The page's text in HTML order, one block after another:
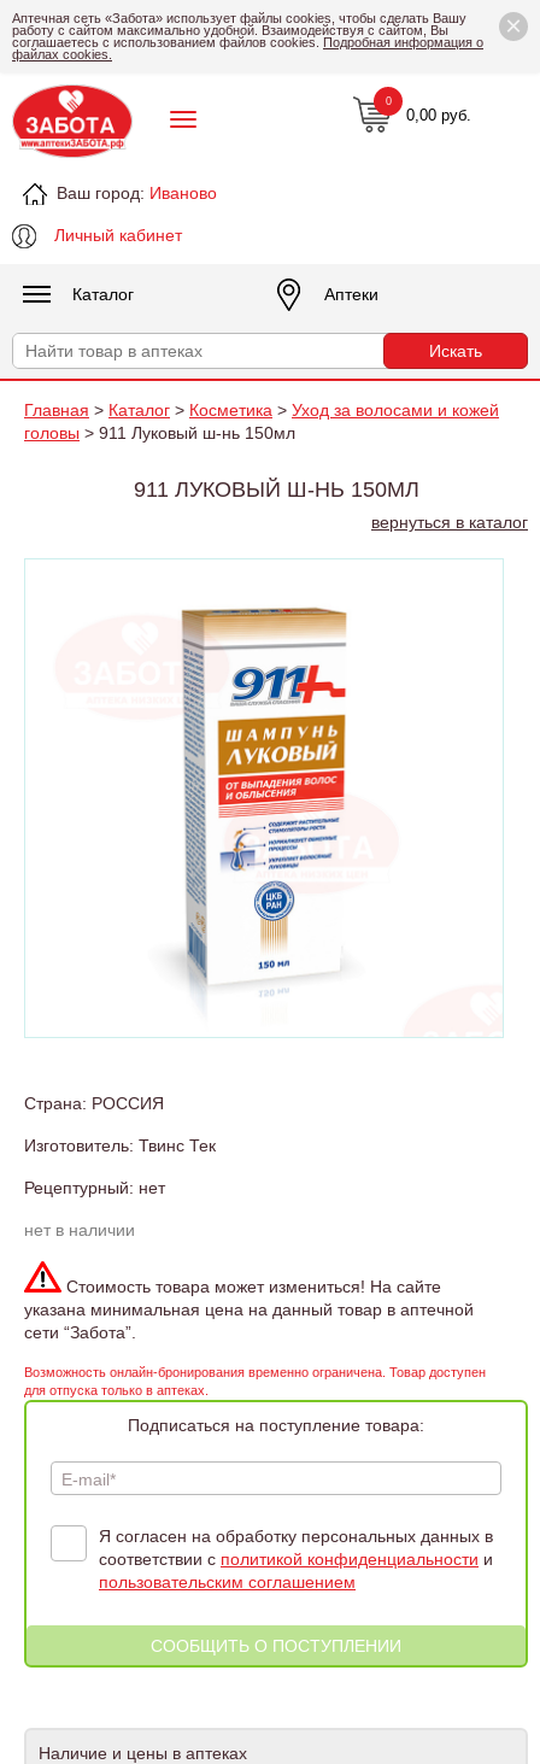
×
Аптечная сеть «Забота» использует файлы cookies, чтобы сделать Вашу
работу с сайтом максимально удобной. Взаимодействуя с сайтом, Вы
соглашаетесь с использованием файлов cookies. Подробная информация о
файлах cookies.
Ваш город: Иваново
Личный кабинет
0,00 руб.
0
Каталог Аптеки
Главная > Каталог > Косметика > Уход за волосами и кожей
головы > 911 Луковый ш-нь 150мл
911 ЛУКОВЫЙ Ш-НЬ 150МЛ
вернуться в каталог
Страна: РОССИЯ
Изготовитель: Твинс Тек
Рецептурный: нет
нет в наличии
Стоимость товара может измениться! На сайте
указана минимальная цена на данный товар в аптечной
сети “Забота”.
Возможность онлайн-бронирования временно ограничена. Товар доступен
для отпуска только в аптеках.
Подписаться на поступление товара:
E-mail*
Я согласен на обработку персональных данных в
соответствии с политикой конфиденциальности и
пользовательским соглашением
Наличие и цены в аптеках